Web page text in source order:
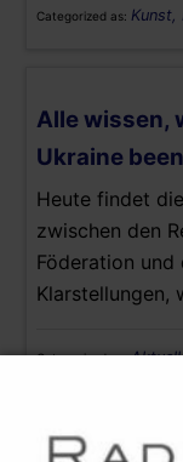
Categorized as: Kunst,
Alle wissen,
Ukraine
Heute findet
zwischen den
Föderation
Klarstellungen,
Categorized as: